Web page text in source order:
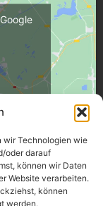
wir Technologien wie
oder darauf
können wir Daten
Website verarbeiten.
können
werden.
a.K.